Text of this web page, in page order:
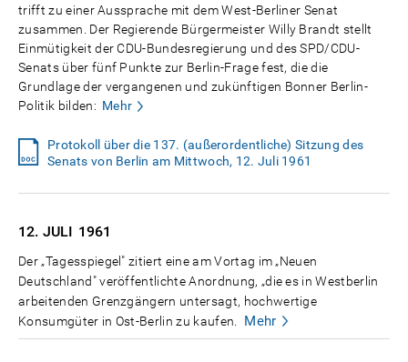
trifft zu einer Aussprache mit dem West-Berliner Senat
zusammen. Der Regierende Bürgermeister Willy Brandt stellt
Einmütigkeit der CDU-Bundesregierung und des SPD/CDU-
Senats über fünf Punkte zur Berlin-Frage fest, die die
Grundlage der vergangenen und zukünftigen Bonner Berlin-
Politik bilden: Mehr
Protokoll über die 137. (außerordentliche) Sitzung des
Senats von Berlin am Mittwoch, 12. Juli 1961
12. JULI 1961
Der „Tagesspiegel" zitiert eine am Vortag im „Neuen
Deutschland" veröffentlichte Anordnung, „die es in Westberlin
arbeitenden Grenzgängern untersagt, hochwertige
Konsumgüter in Ost-Berlin zu kaufen.
Mehr